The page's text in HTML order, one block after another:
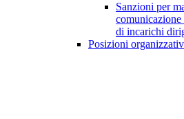
Sanzioni per
di incarichi
Posizioni